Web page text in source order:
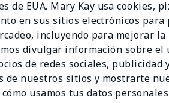
de EUA. Mary Kay usa cookies,
en sus sitios electrónicos para
incluyendo para mejorar la
divulgar información sobre el
de redes sociales, publicidad
de nuestros sitios y mostrarte
usamos tus datos